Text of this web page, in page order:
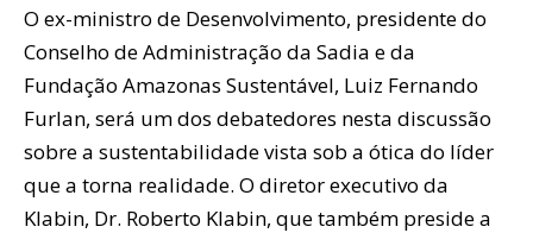
O ex-ministro de Desenvolvimento, presidente do
Conselho de Administração da Sadia e da
Fundação Amazonas Sustentável, Luiz Fernando
Furlan, será um dos debatedores nesta discussão
sobre a sustentabilidade vista sob a ótica do líder
que a torna realidade. O diretor executivo da
Klabin, Dr. Roberto Klabin, que também preside a